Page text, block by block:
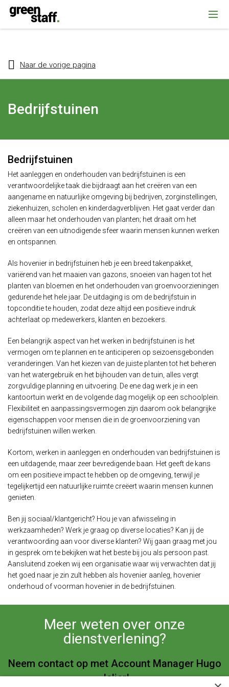
{ "@context": "https://schema.org", "@type": "Organization", "name":
""Greenstaff, "url": "https://www.greenstaff.nl", "logo": "" }
Naar de vorige pagina
Bedrijfstuinen
Bedrijfstuinen
Het aanleggen en onderhouden van bedrijfstuinen is een
verantwoordelijke taak die bijdraagt aan het creëren van een
aangename en natuurlijke omgeving bij bedrijven, zorginstellingen,
ziekenhuizen, scholen en kinderdagverblijven. Het gaat verder dan
alleen maar het onderhouden van planten; het draait om het
creëren van een uitnodigende sfeer waarin mensen kunnen werken
en ontspannen.
Als hovenier in bedrijfstuinen heb je een breed takenpakket,
variërend van het maaien van gazons, snoeien van hagen tot het
planten van bloemen en het onderhouden van groenvoorzieningen
gedurende het hele jaar. De uitdaging is om de bedrijfstuin in
topconditie te houden, zodat deze altijd een positieve indruk
achterlaat op medewerkers, klanten en bezoekers.
Een belangrijk aspect van het werken in bedrijfstuinen is het
vermogen om te plannen en te anticiperen op seizoensgebonden
veranderingen. Van het kiezen van de juiste planten tot het beheren
van het watergebruik en het bijhouden van de tuin, alles vergt
zorgvuldige planning en uitvoering. De ene dag werk je in een
kantoortuin werkt en de volgende dag mogelijk op een schoolplein.
Flexibiliteit en aanpassingsvermogen zijn daarom ook belangrijke
eigenschappen voor mensen die in de groenvoorziening van
bedrijfstuinen willen werken.
Kortom, werken in aanleggen en onderhouden van bedrijfstuinen is
een uitdagende, maar zeer bevredigende baan. Het geeft de kans
om een positieve impact te hebben op de omgeving, terwijl je
tegelijkertijd een natuurlijke ruimte creëert waarin mensen kunnen
genieten.
Ben jij sociaal/klantgericht? Hou je van afwisseling in
werkzaamheden? Werk je graag op diverse locaties? Kan jij de
verantwoording aan voor diverse klanten? Wij gaan graag met jou
in gesprek om te bekijken wat het beste bij jou als persoon past.
Aansluitend zoeken wij een organisatie waar wij verwachten dat jij
het goed naar je zin zult hebben als hovenier aanleg, hovenier
onderhoud of voorman hovenier in de bedrijfstuinen.
Meer weten over onze
dienstverlening?
Neem contact op met Account Manager Hugo
Jelier!